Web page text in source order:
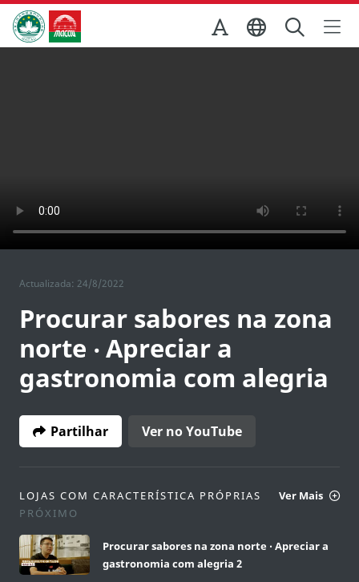
Ir para o conteúdo principal
Direcção dos Serviços de Turismo
Actualizada: 24/8/2022
Procurar sabores na zona
norte ‧ Apreciar a
gastronomia com alegria
Partilhar Ver no YouTube
LOJAS COM CARACTERÍSTICA PRÓPRIAS
PRÓXIMO
Ver Mais
Procurar sabores na zona norte ‧ Apreciar a
gastronomia com alegria 2